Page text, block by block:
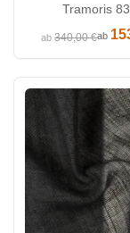
Tramoris
ab340,00 €ab